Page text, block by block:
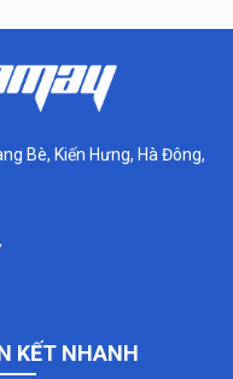
Bè, Kiến Hưng, Hà Đông,
KẾT NHANH